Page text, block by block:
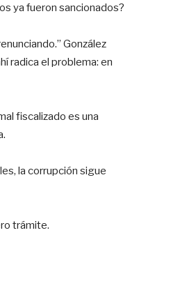
ya fueron sancionados?
González
radica el problema: en
fiscalizado es una
la corrupción sigue
trámite.